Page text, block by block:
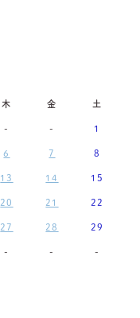
木 金 土
- - 1
6 7 8
13 14 15
20 21 22
27 28 29
- - -